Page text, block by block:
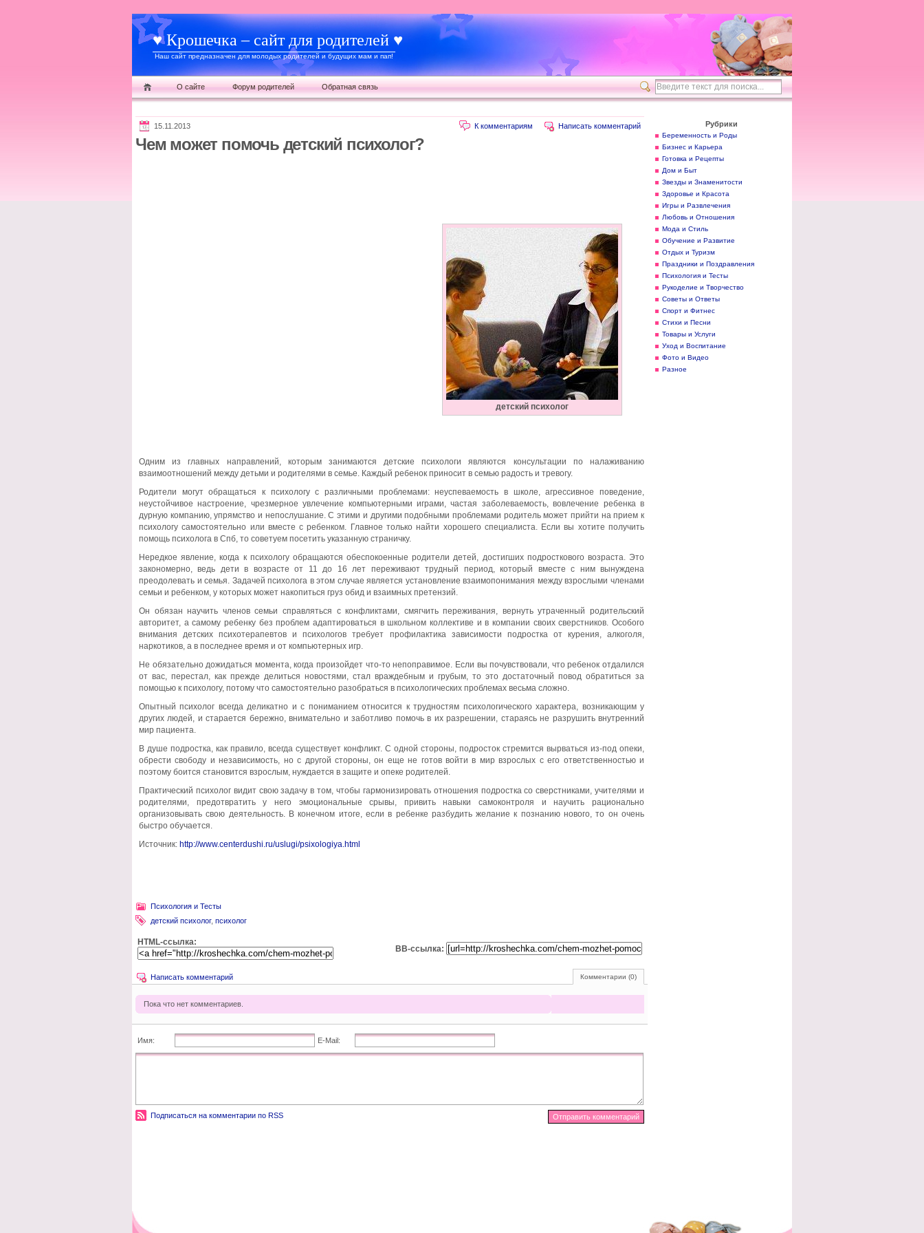
♥ Крошечка – сайт для родителей ♥
Наш сайт предназначен для молодых родителей и будущих мам и пап!
О сайте Форум родителей Обратная связь
15.11.2013 Написать комментарий
К комментариям
Чем может помочь детский психолог?
детский психолог
Одним из главных направлений, которым занимаются детские психологи являются консультации по налаживанию
взаимоотношений между детьми и родителями в семье. Каждый ребенок приносит в семью радость и тревогу.
Родители могут обращаться к психологу с различными проблемами: неуспеваемость в школе, агрессивное поведение,
неустойчивое настроение, чрезмерное увлечение компьютерными играми, частая заболеваемость, вовлечение ребенка в
дурную компанию, упрямство и непослушание. С этими и другими подобными проблемами родитель может прийти на прием к
психологу самостоятельно или вместе с ребенком. Главное только найти хорошего специалиста. Если вы хотите получить
помощь психолога в Спб, то советуем посетить указанную страничку.
Нередкое явление, когда к психологу обращаются обеспокоенные родители детей, достигших подросткового возраста. Это
закономерно, ведь дети в возрасте от 11 до 16 лет переживают трудный период, который вместе с ним вынуждена
преодолевать и семья. Задачей психолога в этом случае является установление взаимопонимания между взрослыми членами
семьи и ребенком, у которых может накопиться груз обид и взаимных претензий.
Он обязан научить членов семьи справляться с конфликтами, смягчить переживания, вернуть утраченный родительский
авторитет, а самому ребенку без проблем адаптироваться в школьном коллективе и в компании своих сверстников. Особого
внимания детских психотерапевтов и психологов требует профилактика зависимости подростка от курения, алкоголя,
наркотиков, а в последнее время и от компьютерных игр.
Не обязательно дожидаться момента, когда произойдет что-то непоправимое. Если вы почувствовали, что ребенок отдалился
от вас, перестал, как прежде делиться новостями, стал враждебным и грубым, то это достаточный повод обратиться за
помощью к психологу, потому что самостоятельно разобраться в психологических проблемах весьма сложно.
Опытный психолог всегда деликатно и с пониманием относится к трудностям психологического характера, возникающим у
других людей, и старается бережно, внимательно и заботливо помочь в их разрешении, стараясь не разрушить внутренний
мир пациента.
В душе подростка, как правило, всегда существует конфликт. С одной стороны, подросток стремится вырваться из-под опеки,
обрести свободу и независимость, но с другой стороны, он еще не готов войти в мир взрослых с его ответственностью и
поэтому боится становится взрослым, нуждается в защите и опеке родителей.
Практический психолог видит свою задачу в том, чтобы гармонизировать отношения подростка со сверстниками, учителями и
родителями, предотвратить у него эмоциональные срывы, привить навыки самоконтроля и научить рационально
организовывать свою деятельность. В конечном итоге, если в ребенке разбудить желание к познанию нового, то он очень
быстро обучается.
Источник: http://www.centerdushi.ru/uslugi/psixologiya.html
Психология и Тесты
детский психолог, психолог
HTML-ссылка:
BB-ссылка:
Комментарии (0)
Написать комментарий
Пока что нет комментариев.
Имя: E-Mail:
Подписаться на комментарии по RSS
Рубрики
Беременность и Роды
Бизнес и Карьера
Готовка и Рецепты
Дом и Быт
Звезды и Знаменитости
Здоровье и Красота
Игры и Развлечения
Любовь и Отношения
Мода и Стиль
Обучение и Развитие
Отдых и Туризм
Праздники и Поздравления
Психология и Тесты
Рукоделие и Творчество
Советы и Ответы
Спорт и Фитнес
Стихи и Песни
Товары и Услуги
Уход и Воспитание
Фото и Видео
Разное